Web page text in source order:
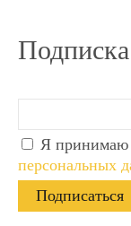
Имя
Имя
Я принимаю
персональных